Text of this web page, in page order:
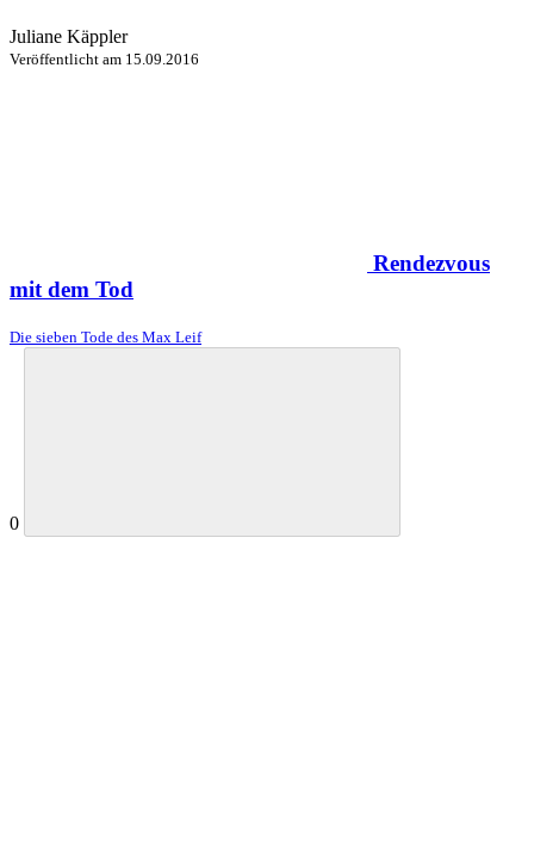
Juliane Käppler
Veröffentlicht am 15.09.2016
Rendezvous
mit dem Tod
Die sieben Tode des Max Leif
0